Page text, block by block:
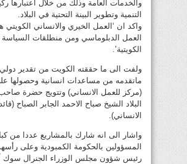
والخدمات العامة وذلك من خلال اعتبارها
التنمية وتطوير البينة التحتية في البلاد.
واكد ان ‘العمل الخيري والانساني الكويتي
العمل الدبلوماسي ومن منطلقات السياسة
الكويتية’.
ولفت الى ما حققته الكويت من تقدير
ماتقدمه من مساعدات انسانية وحصولها
(مركز للعمل الانساني) وتتويج حضرة
البلاد الشيخ صباح الاحمد الجابر الصباح
الانساني).
واشار الى انه شارك بالمشاريع عددا من
المسؤولين بالحكومة الكمبودية وعلى
رئيس شؤون مجلس الوزراء الجنرال سوك